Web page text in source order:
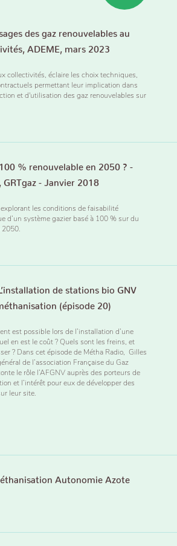
des gaz renouvelables au
ADEME, mars 2023
collectivités, éclaire les choix techniques,
permettant leur implication dans
et d'utilisation des gaz renouvelables sur
% renouvelable en 2050 ? -
GRTgaz - Janvier 2018
les conditions de faisabilité
d’un système gazier basé à 100 % sur du
2050.
de stations bio GNV
(épisode 20)
est possible lors de l’installation d’une
en est le coût ? Quels sont les freins, et
? Dans cet épisode de Métha Radio, Gilles
de l’association Française du Gaz
le rôle l’AFGNV auprès des porteurs de
et l’intérêt pour eux de développer des
leur site.
Autonomie Azote